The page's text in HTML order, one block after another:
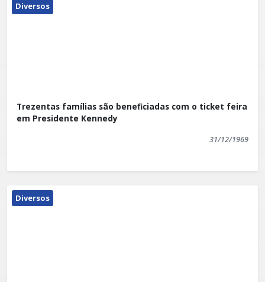
Diversos
Trezentas famílias são beneficiadas com o ticket feira
em Presidente Kennedy
31/12/1969
Diversos